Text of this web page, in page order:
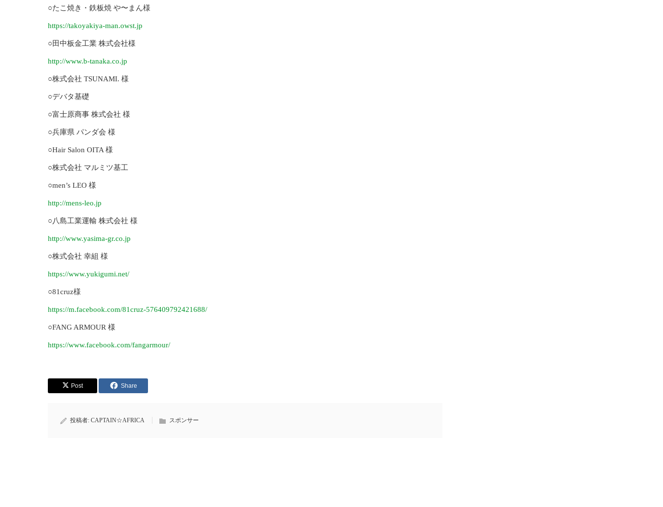
○たこ焼き・鉄板焼 や〜まん様
https://takoyakiya-man.owst.jp
○田中板金工業 株式会社様
http://www.b-tanaka.co.jp
○株式会社 TSUNAMI. 様
○デバタ基礎
○富士原商事 株式会社 様
○兵庫県 パンダ会 様
○Hair Salon OITA 様
○株式会社 マルミツ基工
○men’s LEO 様
http://mens-leo.jp
○八島工業運輸 株式会社 様
http://www.yasima-gr.co.jp
○株式会社 幸組 様
https://www.yukigumi.net/
○81cruz様
https://m.facebook.com/81cruz-576409792421688/
○FANG ARMOUR 様
https://www.facebook.com/fangarmour/
Post Share
投稿者: CAPTAIN☆AFRICA スポンサー